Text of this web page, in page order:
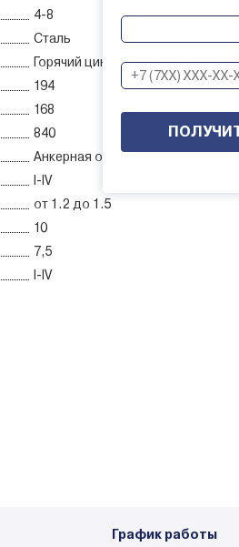
4-8
Сталь
Горячий цинк
194
168
840
Анкерная ответвительная
I-IV
от 1.2 до 1.5
10
7,5
I-IV
График работы